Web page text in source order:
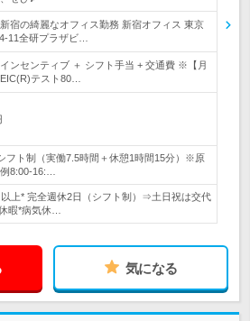
宿の綺麗なオフィス勤務 新宿オフィス 東京
11全研プラザビ…
ンセンティブ ＋ シフト手当 + 交通費 ※【月
テスト80…
フト制（実働7.5時間＋休憩1時間15分）※原
8:00-16:…
上* 完全週休2日（シフト制）⇒土日祝は交代
暇*病気休…
気になる